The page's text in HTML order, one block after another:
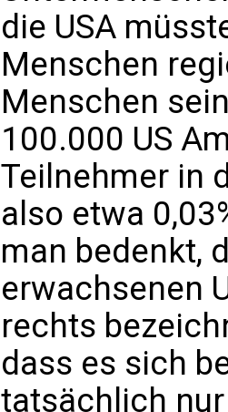
die USA
Menschen
Menschen
100.000 US
Teilnehmer in
also etwa
man bedenkt,
erwachsenen
rechts
dass es sich
tatsächlich